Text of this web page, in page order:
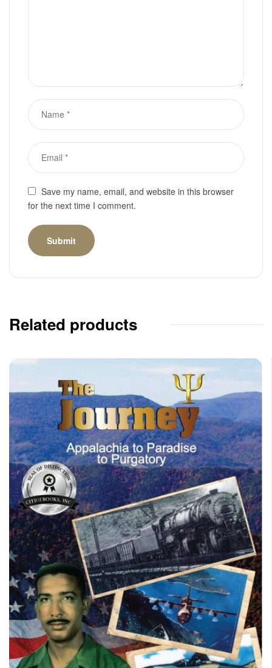
Save my name, email, and website in this browser
for the next time I comment.
Related products